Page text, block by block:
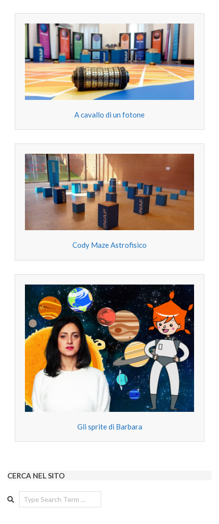
A cavallo di un fotone
Cody Maze Astrofisico
Gli sprite di Barbara
CERCA NEL SITO
Search